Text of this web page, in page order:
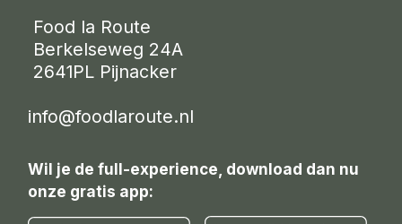
Food la Route
Berkelseweg 24A
2641PL Pijnacker
info@foodlaroute.nl
Wil je de full-experience, download dan nu
onze gratis app: